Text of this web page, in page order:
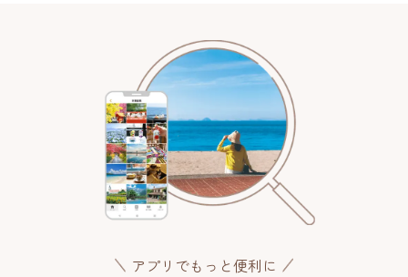
アプリでもっと便利に